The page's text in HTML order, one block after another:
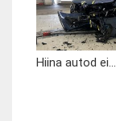
Hiina autod ei...